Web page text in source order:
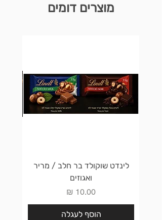
מוצרים דומים
לינדט שוקולד בר חלב / מריר
ואגוזים
מחיר
הוסף לעגלה